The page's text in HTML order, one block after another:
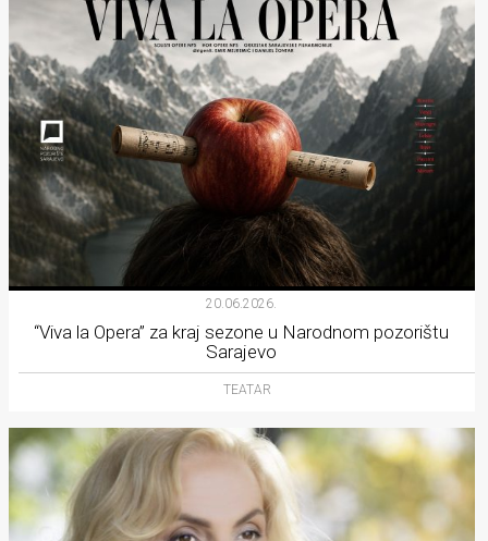
20.06.2026.
“Viva la Opera” za kraj sezone u Narodnom pozorištu
Sarajevo
TEATAR